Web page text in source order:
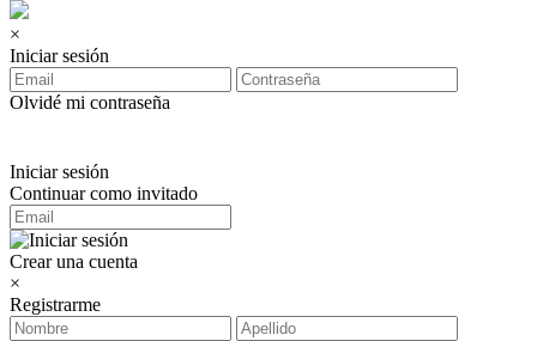
×
Iniciar sesión
Olvidé mi contraseña
Iniciar sesión
Continuar como invitado
Crear una cuenta
×
Registrarme